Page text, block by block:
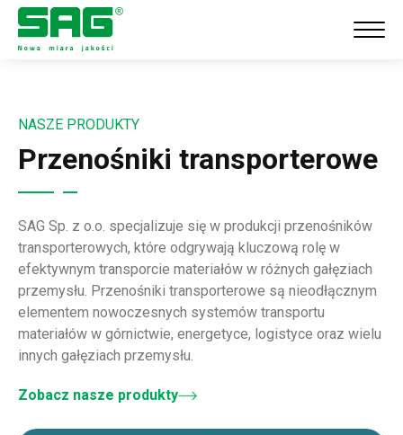
NASZE PRODUKTY
Przenośniki transporterowe
SAG Sp. z o.o. specjalizuje się w produkcji przenośników
transporterowych, które odgrywają kluczową rolę w
efektywnym transporcie materiałów w różnych gałęziach
przemysłu. Przenośniki transporterowe są nieodłącznym
elementem nowoczesnych systemów transportu
materiałów w górnictwie, energetyce, logistyce oraz wielu
innych gałęziach przemysłu.
Zobacz nasze produkty